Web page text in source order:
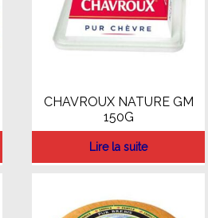
CHAVROUX NATURE GM
150G
Lire la suite